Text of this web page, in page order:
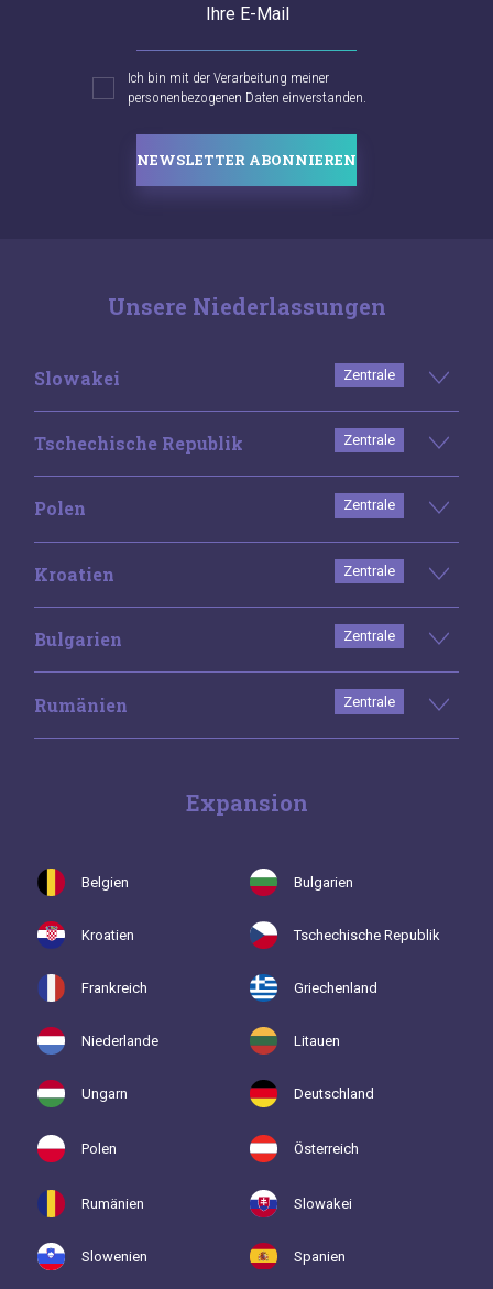
Ihre E-Mail
Ich bin mit der Verarbeitung meiner
personenbezogenen Daten einverstanden.
NEWSLETTER ABONNIEREN
Unsere Niederlassungen
Slowakei Zentrale
Tschechische Republik Zentrale
Polen Zentrale
Kroatien Zentrale
Bulgarien Zentrale
Rumänien Zentrale
Expansion
Belgien Bulgarien
Kroatien Tschechische Republik
Frankreich Griechenland
Niederlande Litauen
Ungarn Deutschland
Polen Österreich
Rumänien Slowakei
Slowenien Spanien